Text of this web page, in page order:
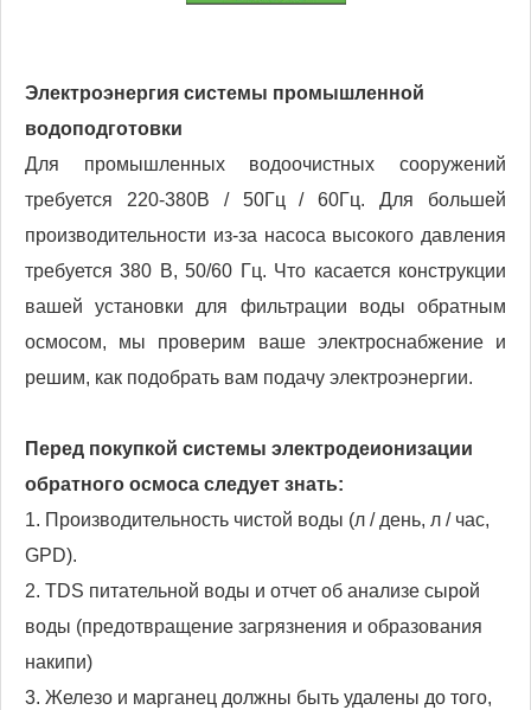
Электроэнергия системы промышленной
водоподготовки
Для промышленных водоочистных сооружений
требуется 220-380В / 50Гц / 60Гц. Для большей
производительности из-за насоса высокого давления
требуется 380 В, 50/60 Гц. Что касается конструкции
вашей установки для фильтрации воды обратным
осмосом, мы проверим ваше электроснабжение и
решим, как подобрать вам подачу электроэнергии.
Перед покупкой системы электродеионизации
обратного осмоса следует знать:
1. Производительность чистой воды (л / день, л / час,
GPD).
2. TDS питательной воды и отчет об анализе сырой
воды (предотвращение загрязнения и образования
накипи)
3. Железо и марганец должны быть удалены до того,